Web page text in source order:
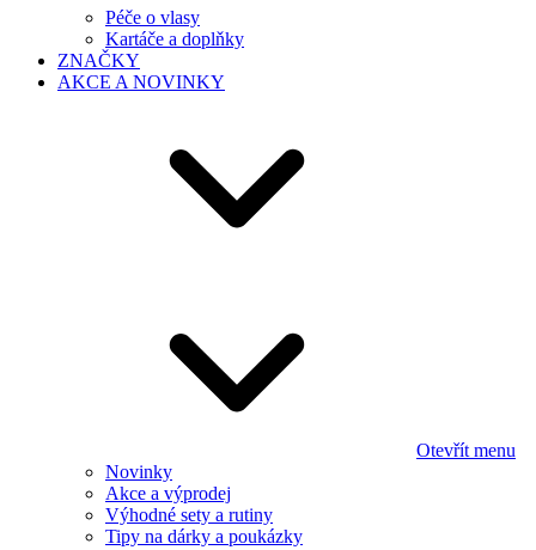
Péče o vlasy
Kartáče a doplňky
ZNAČKY
AKCE A NOVINKY
Otevřít menu
Novinky
Akce a výprodej
Výhodné sety a rutiny
Tipy na dárky a poukázky